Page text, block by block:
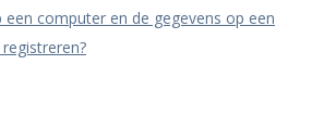
een computer en de gegevens op een